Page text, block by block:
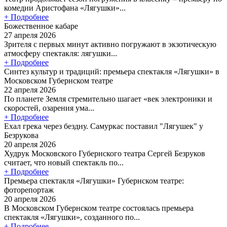
комедии Аристофана «Лягушки»...
+ Подробнее
Божественное кабаре
27 апреля 2026
Зрителя с первых минут активно погружают в экзотическую
атмосферу спектакля: лягушки...
+ Подробнее
Синтез культур и традиций: премьера спектакля «Лягушки» в
Московском Губернском театре
22 апреля 2026
По планете Земля стремительно шагает «век электроники и
скоростей, озарения ума...
+ Подробнее
Ехал грека через бездну. Самуркас поставил "Лягушек" у
Безрукова
20 апреля 2026
Худрук Московского Губернского театра Сергей Безруков
считает, что новый спектакль по...
+ Подробнее
Премьера спектакля «Лягушки» Губернском театре:
фоторепортаж
20 апреля 2026
В Московском Губернском театре состоялась премьера
спектакля «Лягушки», созданного по...